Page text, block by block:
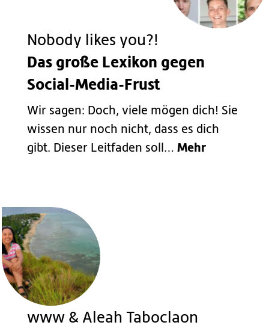
Nobody likes you?!
Das große Lexikon gegen
Social-Media-Frust
Wir sagen: Doch, viele mögen dich! Sie
wissen nur noch nicht, dass es dich
gibt. Dieser Leitfaden soll… Mehr
www & Aleah Taboclaon